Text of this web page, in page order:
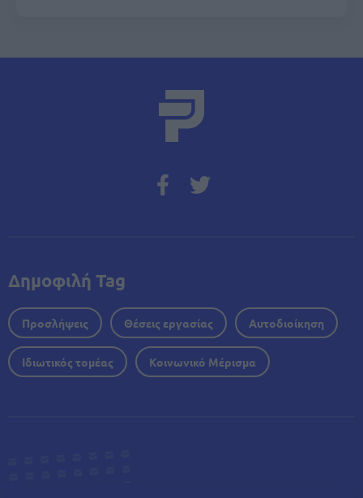
Δημοφιλή Tag
Προσλήψεις Θέσεις εργασίας Αυτοδιοίκηση
Ιδιωτικός τομέας Κοινωνικό Μέρισμα